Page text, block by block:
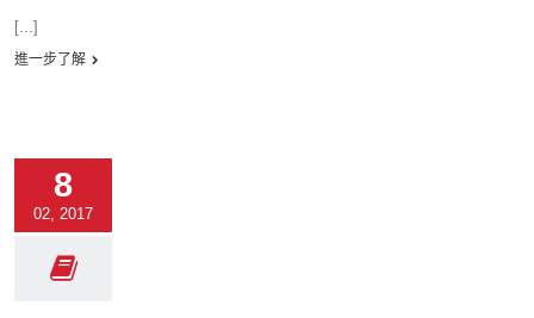
[...]
進一步了解
8
02, 2017